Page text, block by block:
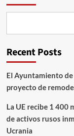
Recent Posts
El Ayuntamiento
proyecto de
La UE recibe 1 400
de activos rusos
Ucrania